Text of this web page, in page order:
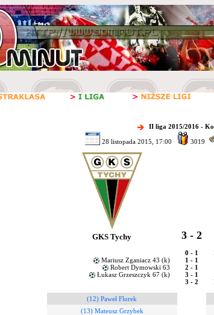
II liga 2015/2016 -
28 listopada 2015, 17:00 3019
GKS Tychy 3 - 2
0 - 1
Mariusz Zganiacz 43 (k)
1 - 1
Robert Dymowski 63
2 - 1
Łukasz Grzeszczyk 67 (k)
3 - 1
3 - 2
(12) Paweł Florek
(13) Mateusz Grzybek